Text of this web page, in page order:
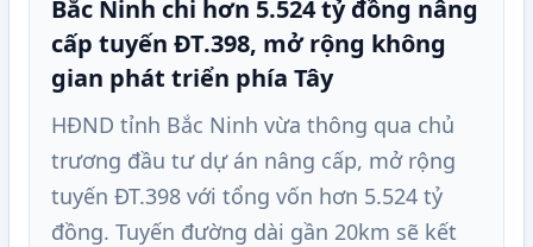
Bắc Ninh chi hơn 5.524 tỷ đồng nâng
cấp tuyến ĐT.398, mở rộng không
gian phát triển phía Tây
HĐND tỉnh Bắc Ninh vừa thông qua chủ
trương đầu tư dự án nâng cấp, mở rộng
tuyến ĐT.398 với tổng vốn hơn 5.524 tỷ
đồng. Tuyến đường dài gần 20km sẽ kết